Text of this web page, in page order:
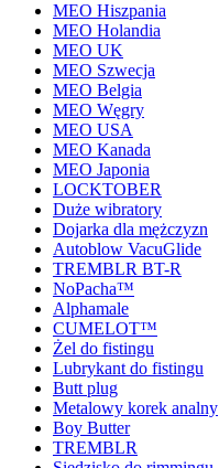
MEO Hiszpania
MEO Holandia
MEO UK
MEO Szwecja
MEO Belgia
MEO Węgry
MEO USA
MEO Kanada
MEO Japonia
LOCKTOBER
Duże wibratory
Dojarka dla mężczyzn
Autoblow VacuGlide
TREMBLR BT-R
NoPacha™
Alphamale
CUMELOT™
Żel do fistingu
Lubrykant do fistingu
Butt plug
Metalowy korek analny
Boy Butter
TREMBLR